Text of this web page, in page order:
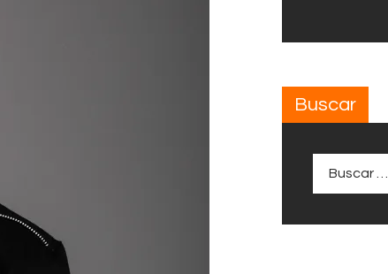
Buscar